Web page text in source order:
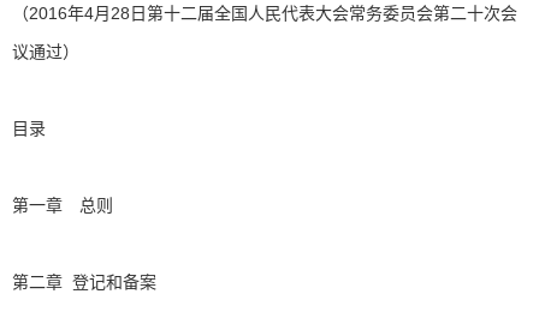
（2016年4月28日第十二届全国人民代表大会常务委员会第二十次会
议通过）
目录
第一章 总则
第二章 登记和备案